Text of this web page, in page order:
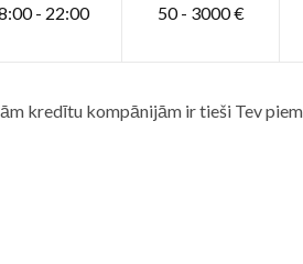
- 22:00 50 - 3000 €
kredītu kompānijām ir tieši Tev